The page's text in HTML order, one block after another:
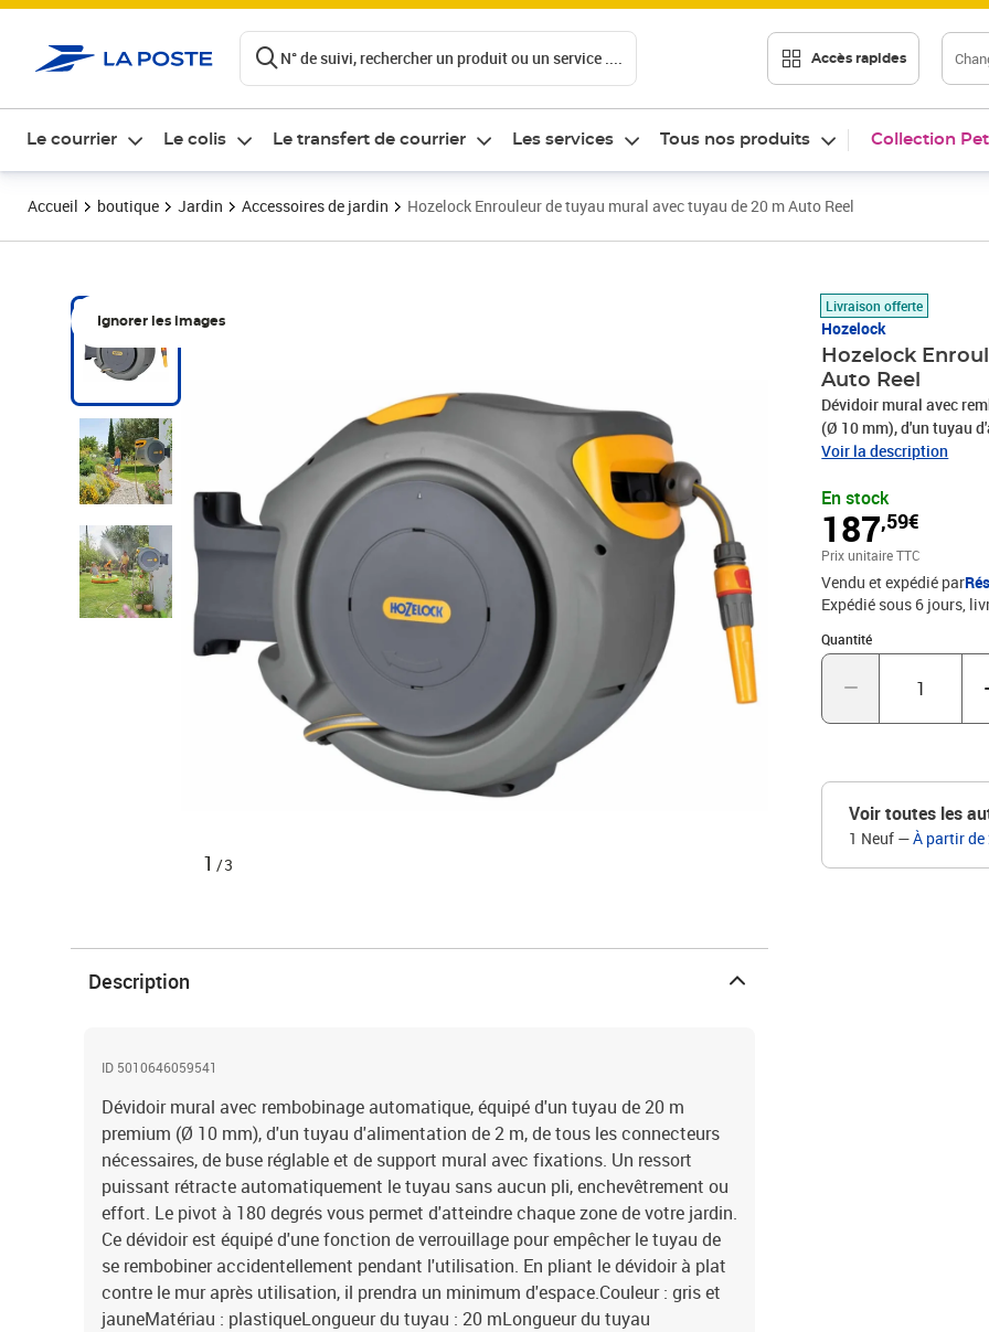
N° de suivi, rechercher un produit ou un service .... Accès rapides
Le courrier Le colis Le transfert de courrier Les services Tous nos produits Collection
Accueil boutique Jardin Accessoires de jardin Hozelock Enrouleur de tuyau mural avec tuyau de 20 m Auto Reel
Ignorer les images
1 /3
Livraison offerte
Hozelock
Hozelock
Auto Reel
Dévidoir mural avec
(Ø 10 mm), d'un tuyau
buse réglable et de
degrés vous permet
d'une fonction de
accidentellement
utilisation, il prendra un
plastiqueLongueur du
mural pivotant à 180
bobinage lent »
doux, un raccord de
Voir la description
En stock
187,59€
Prix 187,59€
Prix unitaire TTC
Vendu et expédié par
Expédié sous 6 jours
Quantité
Quantité : 1
Voir toutes les
1 Neuf —À partir de
Description
ID 5010646059541
Dévidoir mural avec rembobinage automatique, équipé d'un tuyau de 20 m
premium (Ø 10 mm), d'un tuyau d'alimentation de 2 m, de tous les connecteurs
nécessaires, de buse réglable et de support mural avec fixations. Un ressort
puissant rétracte automatiquement le tuyau sans aucun pli, enchevêtrement ou
effort. Le pivot à 180 degrés vous permet d'atteindre chaque zone de votre jardin.
Ce dévidoir est équipé d'une fonction de verrouillage pour empêcher le tuyau de
se rembobiner accidentellement pendant l'utilisation. En pliant le dévidoir à plat
contre le mur après utilisation, il prendra un minimum d'espace.Couleur : gris et
jauneMatériau : plastiqueLongueur du tuyau : 20 mLongueur du tuyau